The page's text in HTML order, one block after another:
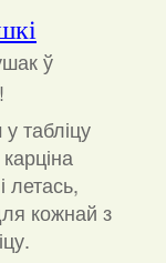
ў
табліцу
летась,
кожнай з